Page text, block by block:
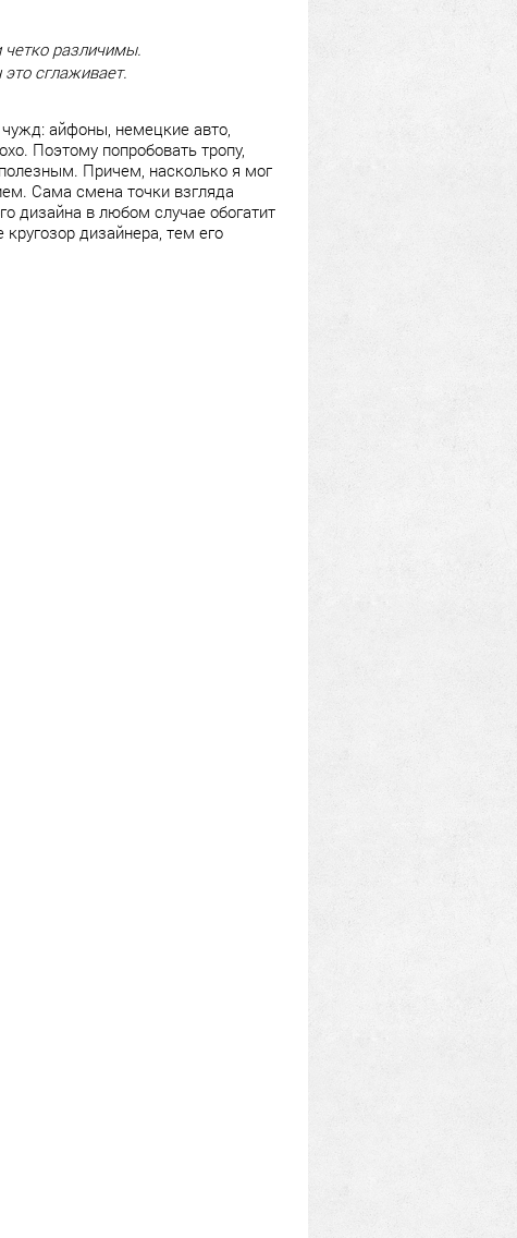
различимы.
сглаживает.
айфоны, немецкие авто,
Поэтому попробовать тропу,
Причем, насколько я мог
Сама смена точки взгляда
дизайна в любом случае обогатит
дизайнера, тем его